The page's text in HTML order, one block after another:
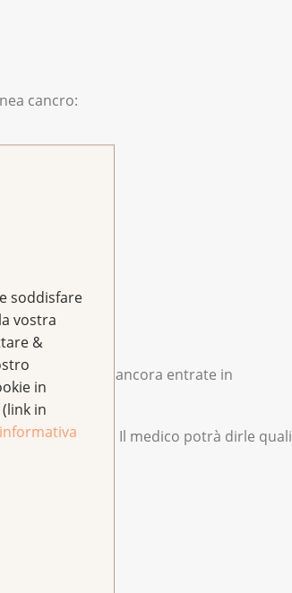
soddisfare
vostra
&
in
in
informativa
cancro:
Se non si è ancora entrate in
l'operazione. Il medico potrà dirle quali